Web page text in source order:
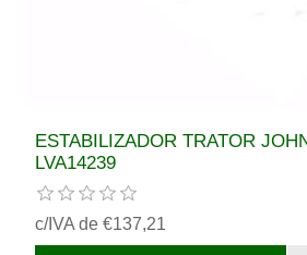
ESTABILIZADOR TRATOR
LVA14239
c/IVA de €137,21